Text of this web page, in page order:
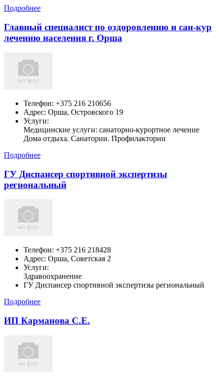
Подробнее
Главный специалист по оздоровлению и сан-кур
лечению населения г. Орша
Телефон: +375 216 210656
Адрес: Орша, Островского 19
Услуги:
Медицинские услуги: санаторно-курортное лечение
Дома отдыха. Санатории. Профилактории
Подробнее
ГУ Диспансер спортивной экспертизы
региональный
Телефон: +375 216 218428
Адрес: Орша, Советская 2
Услуги:
Здравоохранение
ГУ Диспансер спортивной экспертизы региональный
Подробнее
ИП Карманова С.Е.